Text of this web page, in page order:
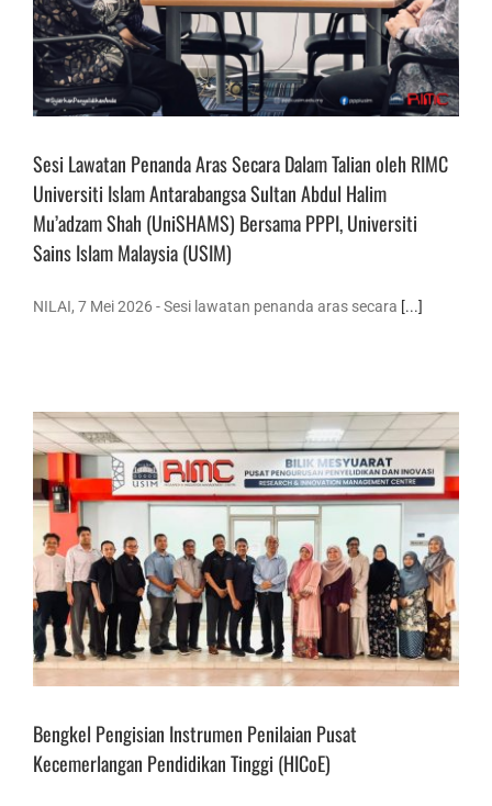
Sesi Lawatan Penanda Aras Secara Dalam Talian oleh RIMC
Universiti Islam Antarabangsa Sultan Abdul Halim
Mu’adzam Shah (UniSHAMS) Bersama PPPI, Universiti
Sains Islam Malaysia (USIM)
NILAI, 7 Mei 2026 - Sesi lawatan penanda aras secara [...]
Bengkel Pengisian Instrumen Penilaian Pusat
Kecemerlangan Pendidikan Tinggi (HICoE)